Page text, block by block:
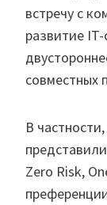
встречу с
развитие
совместных
В
Zero Risk,